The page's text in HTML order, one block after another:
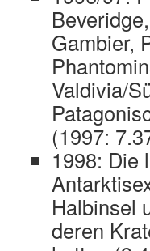
Gambier,
Valdivia/
(1997:
1998: Die
Halbinsel
deren